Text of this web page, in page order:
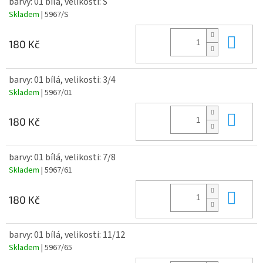
Gramáž:
2
Skladem | 5967/S
180 Kč
barvy: 01 bílá, velikosti: 3/4
Skladem | 5967/01
180 Kč
barvy: 01 bílá, velikosti: 7/8
Skladem | 5967/61
180 Kč
barvy: 01 bílá, velikosti: 11/12
Skladem | 5967/65